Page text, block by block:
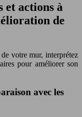
et actions à
de
votre mur, interprétez
pour améliorer son
avec les